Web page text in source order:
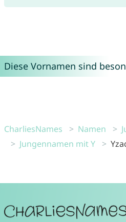
Diese Vornamen sind
CharliesNames Namen
Jungennamen mit Y